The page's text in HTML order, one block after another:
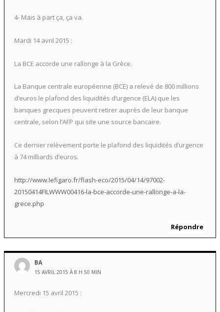
4- Mais à part ça, ça va.
Mardi 14 avril 2015 :
La BCE accorde une rallonge à la Grèce.
La Banque centrale européenne (BCE) a relevé de 800 millions
d’euros le plafond des liquidités d’urgence (ELA) que les
banques grecques peuvent retirer auprès de leur banque
centrale, selon l’AFP qui site une source bancaire.
Ce dernier relèvement porte le plafond des liquidités d’urgence
à 74 milliards d’euros.
http://www.lefigaro.fr/flash-eco/2015/04/14/97002-
20150414FILWWW00416-la-bce-accorde-une-rallonge-a-la-
grece.php
Répondre
BA
15 AVRIL 2015 À 8 H 50 MIN
Mercredi 15 avril 2015 :